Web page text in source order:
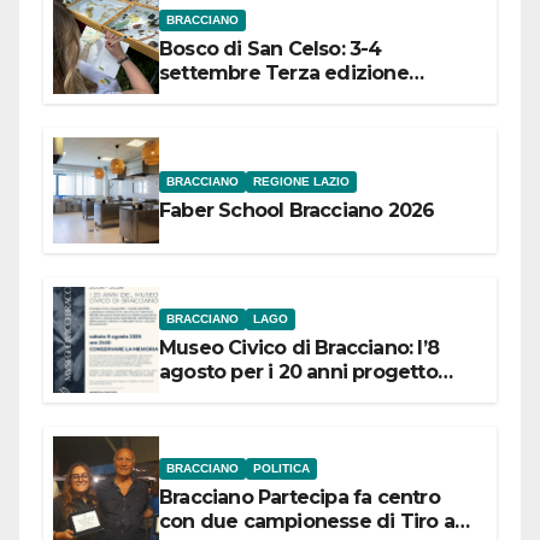
BRACCIANO
Bosco di San Celso: 3-4
settembre Terza edizione
BRACCIANO REGIONE LAZIO
Faber School Bracciano 2026
BRACCIANO LAGO
Museo Civico di Bracciano: l’8
agosto per i 20 anni progetto
BRACCIANO POLITICA
Bracciano Partecipa fa centro
con due campionesse di Tiro a